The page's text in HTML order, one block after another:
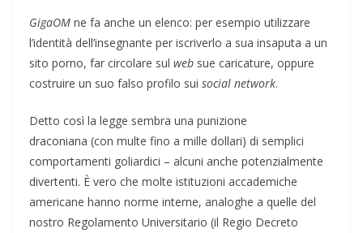
GigaOM ne fa anche un elenco: per esempio utilizzare
l’identità dell’insegnante per iscriverlo a sua insaputa a un
sito porno, far circolare sul web sue caricature, oppure
costruire un suo falso profilo sui social network.
Detto così la legge sembra una punizione
draconiana (con multe fino a mille dollari) di semplici
comportamenti goliardici – alcuni anche potenzialmente
divertenti. È vero che molte istituzioni accademiche
americane hanno norme interne, analoghe a quelle del
nostro Regolamento Universitario (il Regio Decreto